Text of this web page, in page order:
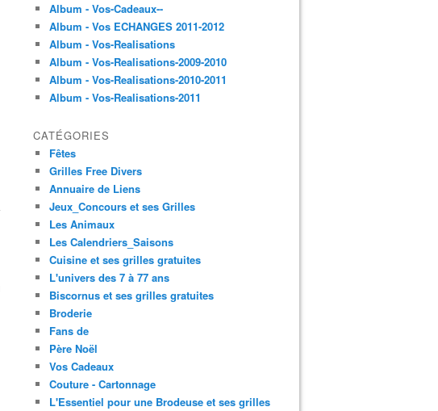
Album - Vos-Cadeaux--
Album - Vos ECHANGES 2011-2012
Album - Vos-Realisations
Album - Vos-Realisations-2009-2010
Album - Vos-Realisations-2010-2011
Album - Vos-Realisations-2011
CATÉGORIES
Fêtes
Grilles Free Divers
Annuaire de Liens
Jeux_Concours et ses Grilles
Les Animaux
Les Calendriers_Saisons
Cuisine et ses grilles gratuites
L'univers des 7 à 77 ans
Biscornus et ses grilles gratuites
Broderie
Fans de
Père Noël
Vos Cadeaux
Couture - Cartonnage
L'Essentiel pour une Brodeuse et ses grilles